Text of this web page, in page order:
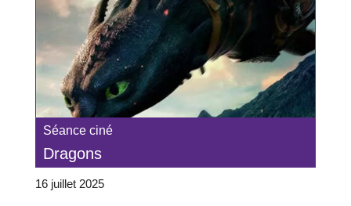
Séance ciné
Dragons
16 juillet 2025